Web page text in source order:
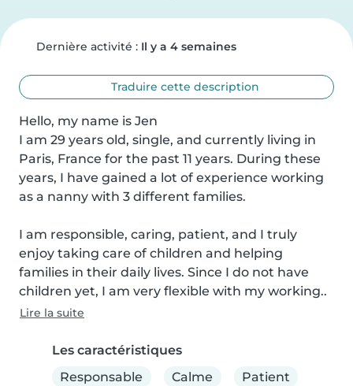
Dernière activité : Il y a 4 semaines
Traduire cette description
Hello, my name is Jen
I am 29 years old, single, and currently living in
Paris, France for the past 11 years. During these
years, I have gained a lot of experience working
as a nanny with 3 different families.
I am responsible, caring, patient, and I truly
enjoy taking care of children and helping
families in their daily lives. Since I do not have
children yet, I am very flexible with my working..
Lire la suite
Les caractéristiques
Responsable
Calme Patient